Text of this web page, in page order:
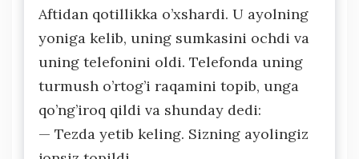
Aftidan qotillikka o’xshardi. U ayolning
yoniga kelib, uning sumkasini ochdi va
uning telefonini oldi. Telefonda uning
turmush o’rtog’i raqamini topib, unga
qo’ng’iroq qildi va shunday dedi:
— Tezda yetib keling. Sizning ayolingiz